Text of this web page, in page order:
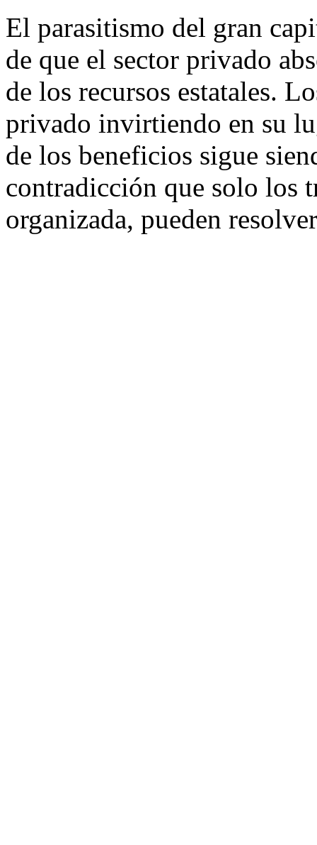
El parasitismo del gran
de que el sector privado
de los recursos estatales.
privado invirtiendo en su
de los beneficios sigue
contradicción que solo los
organizada, pueden